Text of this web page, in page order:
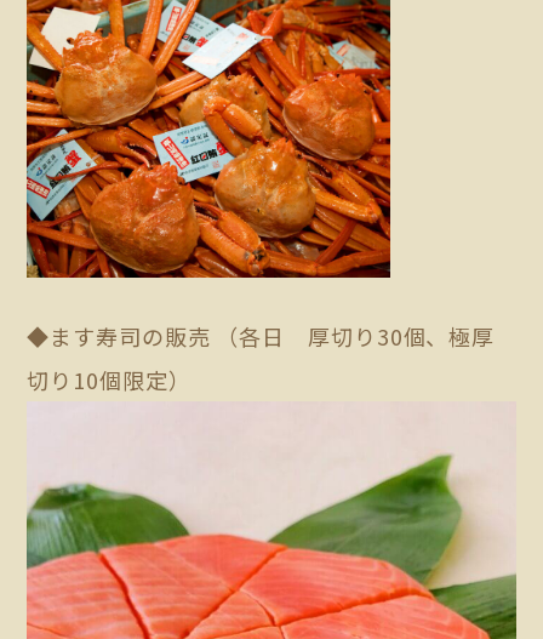
◆ます寿司の販売 （各日 厚切り30個、極厚
切り10個限定）